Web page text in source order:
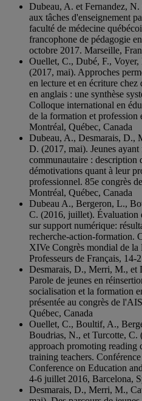
Dubeau, A. et Fernandez,
aux tâches d'enseignement
faculté de médecine
francophone de pédagogie
octobre 2017. Marseille,
Ouellet, C., Dubé, F.,
(2017, mai). Approches
en lecture et en écriture chez
en anglais : une synthèse
Colloque international en
de la formation et profession
Montréal, Québec, Canada
Dubeau, A., Desmarais, D.,
D. (2017, mai). Jeunes
communautaire : description
démotivations quant à leur
professionnel. 85e congrès
Montréal, Québec, Canada
Dubeau A., Bergeron, L.,
C. (2016, juillet). Évaluation
sur support numérique:
recherche-action-formation.
XIVe Congrès mondial de la
Professeurs de Français,
Desmarais, D., Merri, M., et
Parole de jeunes en
socialisation et la formation
présentée au congrès de
Québec, Canada
Ouellet, C., Boultif, A.,
Boudrias, N., et Turcotte,
approach promoting reading
training teachers.
Conference on Education
4-6 juillet 2016, Barcelona,
Desmarais, D., Merri, M.,